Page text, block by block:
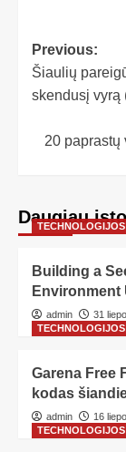
Previous:
Šiaulių
skendusį vyrą
20 paprastų
Daugiau
TECHNOLOGIJOS
Building a
Environment
admin
31
TECHNOLOGIJOS
Garena Free
kodas
admin
16
TECHNOLOGIJOS